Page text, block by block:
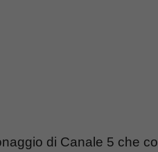
di Canale 5 che